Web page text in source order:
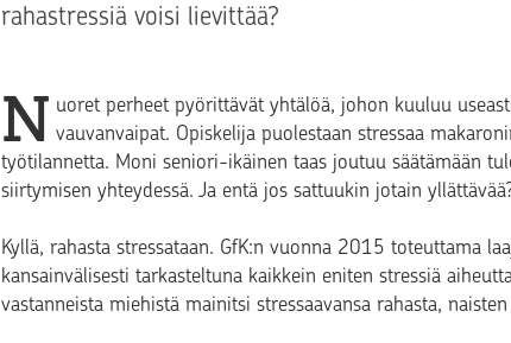
rahastressiä voisi lievittää?
N uoret perheet pyörittävät yhtälöä, johon kuuluu
vauvanvaipat. Opiskelija puolestaan stressaa
työtilannetta. Moni seniori-ikäinen taas joutuu säätämään
siirtymisen yhteydessä. Ja entä jos sattuukin jotain
Kyllä, rahasta stressataan. GfK:n vuonna 2015 toteuttama
kansainvälisesti tarkasteltuna kaikkein eniten stressiä
vastanneista miehistä mainitsi stressaavansa rahasta,